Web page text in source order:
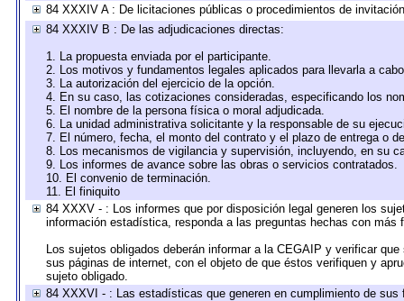
84 XXXIV A : De licitaciones públicas o procedimientos de
84 XXXIV B : De las adjudicaciones directas:
1. La propuesta enviada por el participante.
2. Los motivos y fundamentos legales aplicados para llevarla a
3. La autorización del ejercicio de la opción.
4. En su caso, las cotizaciones consideradas, especificando los
5. El nombre de la persona física o moral adjudicada.
6. La unidad administrativa solicitante y la responsable de su
7. El número, fecha, el monto del contrato y el plazo de entrega o
8. Los mecanismos de vigilancia y supervisión, incluyendo, en su
9. Los informes de avance sobre las obras o servicios contratados.
10. El convenio de terminación.
11. El finiquito
84 XXXV - : Los informes que por disposición legal generen los
información estadística, responda a las preguntas hechas con más
Los sujetos obligados deberán informar a la CEGAIP y verificar
sus páginas de internet, con el objeto de que éstos verifiquen y
sujeto obligado.
84 XXXVI - : Las estadísticas que generen en cumplimiento de